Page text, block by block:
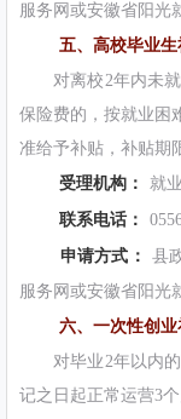
服务网或安徽省阳光
五、高校毕业生
对离校2年内未就
保险费的，按就业困
准给予补贴，补贴期
受理机构：
就
联系电话：
申请方式：
县
服务网或安徽省阳光
六、一次性创业
对毕业2年以内的
记之日起正常运营3